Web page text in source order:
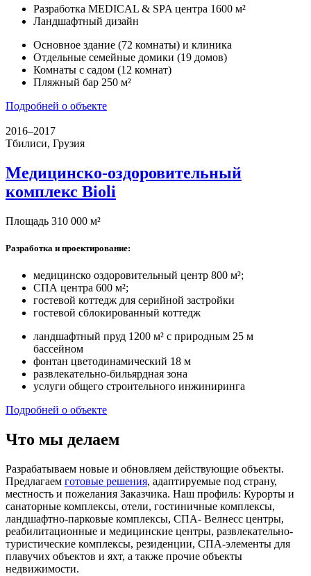
Разработка MEDICAL & SPA центра 1600 м²
Ландшафтный дизайн
Основное здание (72 комнаты) и клиника
Отдельные семейные домики (19 домов)
Комнаты с садом (12 комнат)
Пляжный бар 250 м²
Подробней о объекте
2016–2017
Тбилиси, Грузия
Медицинско-оздоровительный
комплекс Bioli
Площадь 310 000 м²
Разработка и проектирование:
медицинско оздоровительный центр 800 м²;
СПА центра 600 м²;
гостевой коттедж для серийной застройки
гостевой сблокированный коттедж
ландшафтный пруд 1200 м² с природным 25 м
бассейном
фонтан цветодинамический 18 м
развлекательно-бильярдная зона
услуги общего строительного инжиниринга
Подробней о объекте
Что мы делаем
Разрабатываем новые и обновляем действующие объекты.
Предлагаем готовые решения, адаптируемые под страну,
местность и пожелания Заказчика. Наш профиль: Курорты и
санаторные комплексы, отели, гостиничные комплексы,
ландшафтно-парковые комплексы, СПА- Велнесс центры,
реабилитационные и медицинские центры, развлекательно-
туристические комплексы, резиденции, СПА-элементы для
плавучих объектов и яхт, а также прочие объекты
недвижимости.